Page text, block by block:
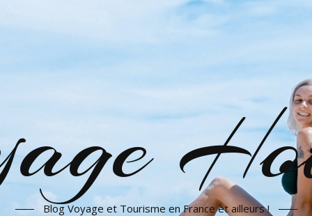
Blog Voyage et Tourisme en France et ailleurs !